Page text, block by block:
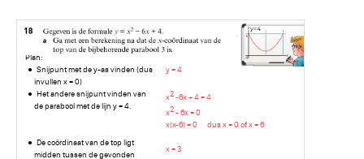
Plan:
Snijpunt met de y-as vinden (dus
invullen x = 0)
Het andere snijpunt vinden van
de parabool met de lijn y = 4.
De coördinaat van de top ligt
midden tussen de gevonden
y = 4
x2-6x + 4 = 4
x2- 6x = 0
x(x-6) = 0 dusx = 0 of x = 6
x = 3
y=4